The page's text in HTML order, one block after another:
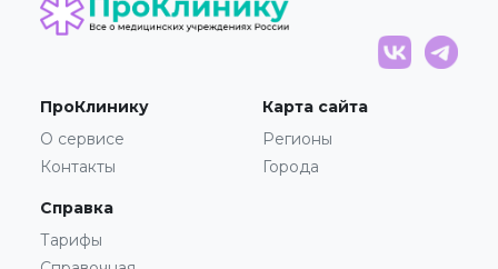
ПроКлинику
О сервисе
Контакты
Карта сайта
Регионы
Города
Справка
Тарифы